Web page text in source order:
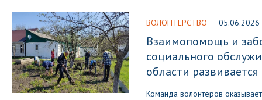
ВОЛОНТЕРСТВО 05.06.2026
Взаимопомощь и
социального
области
Команда волонтёров